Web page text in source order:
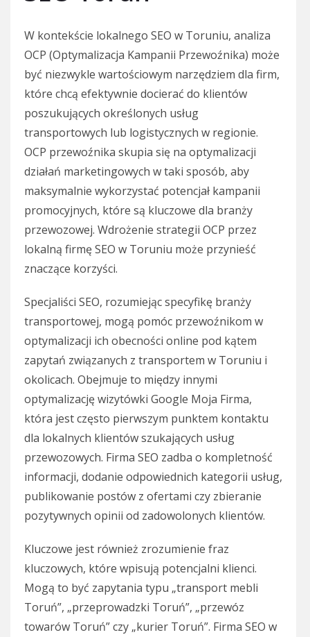
W kontekście lokalnego SEO w Toruniu, analiza
OCP (Optymalizacja Kampanii Przewoźnika) może
być niezwykle wartościowym narzędziem dla firm,
które chcą efektywnie docierać do klientów
poszukujących określonych usług
transportowych lub logistycznych w regionie.
OCP przewoźnika skupia się na optymalizacji
działań marketingowych w taki sposób, aby
maksymalnie wykorzystać potencjał kampanii
promocyjnych, które są kluczowe dla branży
przewozowej. Wdrożenie strategii OCP przez
lokalną firmę SEO w Toruniu może przynieść
znaczące korzyści.
Specjaliści SEO, rozumiejąc specyfikę branży
transportowej, mogą pomóc przewoźnikom w
optymalizacji ich obecności online pod kątem
zapytań związanych z transportem w Toruniu i
okolicach. Obejmuje to między innymi
optymalizację wizytówki Google Moja Firma,
która jest często pierwszym punktem kontaktu
dla lokalnych klientów szukających usług
przewozowych. Firma SEO zadba o kompletność
informacji, dodanie odpowiednich kategorii usług,
publikowanie postów z ofertami czy zbieranie
pozytywnych opinii od zadowolonych klientów.
Kluczowe jest również zrozumienie fraz
kluczowych, które wpisują potencjalni klienci.
Mogą to być zapytania typu „transport mebli
Toruń”, „przeprowadzki Toruń”, „przewóz
towarów Toruń” czy „kurier Toruń”. Firma SEO w